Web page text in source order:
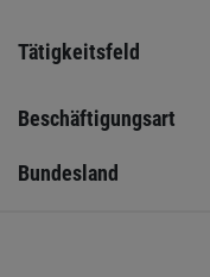
Tätigkeitsfeld
Beschäftigungsart
Bundesland